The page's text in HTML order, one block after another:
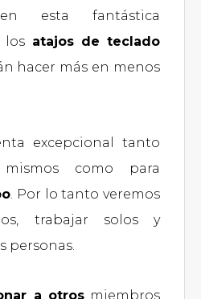
esta fantástica
los atajos de teclado
hacer más en menos
excepcional tanto
como para
. Por lo tanto veremos
trabajar solos y
personas.
a otrosmiembros